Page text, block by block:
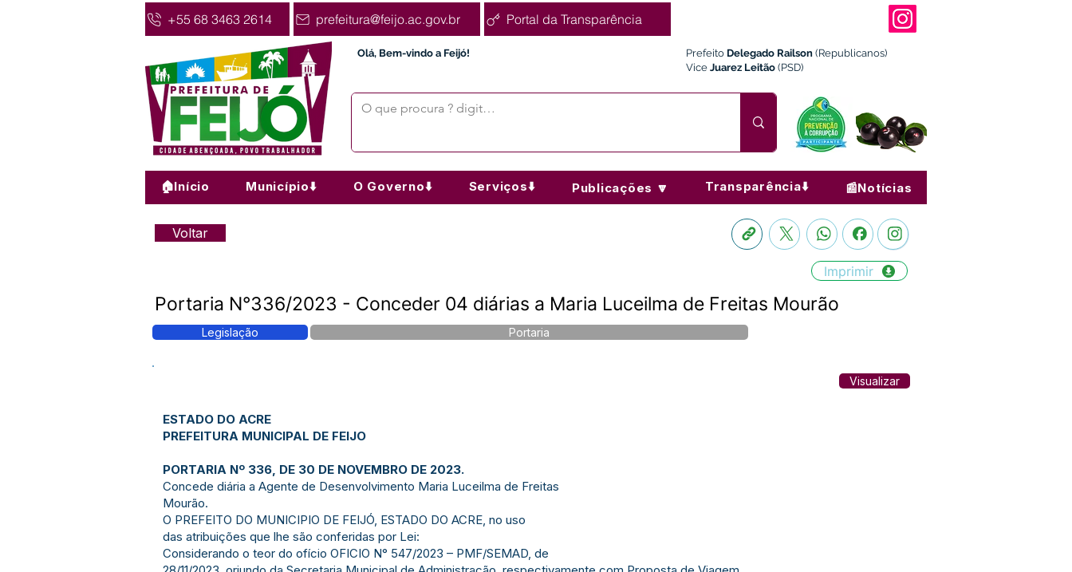
+55 68 3463 2614 prefeitura@feijo.ac.gov.br Portal da Transparência
Olá, Bem-vindo a Feijó! Prefeito Delegado Railson (Republicanos)
Vice Juarez Leitão (PSD)
🏠Início Município⬇️ O Governo⬇️ Serviços⬇️ Publicações 🔽 Transparência⬇️ 📰Notícias
Voltar
Imprimir
Portaria N°336/2023 - Conceder 04 diárias a Maria Luceilma de Freitas Mourão
Legislação Portaria
Visualizar
ESTADO DO ACRE
PREFEITURA MUNICIPAL DE FEIJO
PORTARIA Nº 336, DE 30 DE NOVEMBRO DE 2023.
Concede diária a Agente de Desenvolvimento Maria Luceilma de Freitas
Mourão.
O PREFEITO DO MUNICIPIO DE FEIJÓ, ESTADO DO ACRE, no uso
das atribuições que lhe são conferidas por Lei:
Considerando o teor do ofício OFICIO N° 547/2023 – PMF/SEMAD, de